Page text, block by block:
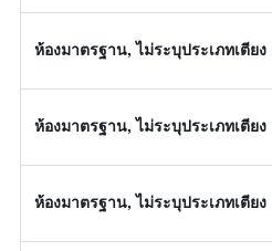
ห้องมาตรฐาน, ไม่ระบุประเภทเตียง
ห้องมาตรฐาน, ไม่ระบุประเภทเตียง
ห้องมาตรฐาน, ไม่ระบุประเภทเตียง